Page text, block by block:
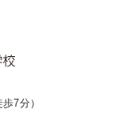
7分）